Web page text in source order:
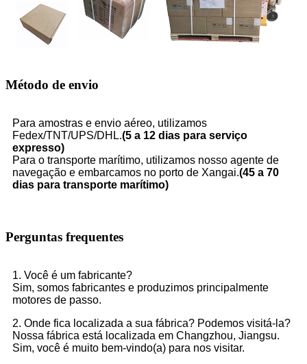
Método de envio
Para amostras e envio aéreo, utilizamos
Fedex/TNT/UPS/DHL.(5 a 12 dias para serviço
expresso)
Para o transporte marítimo, utilizamos nosso agente de
navegação e embarcamos no porto de Xangai.(45 a 70
dias para transporte marítimo)
Perguntas frequentes
1. Você é um fabricante?
Sim, somos fabricantes e produzimos principalmente
motores de passo.
2. Onde fica localizada a sua fábrica? Podemos visitá-la?
Nossa fábrica está localizada em Changzhou, Jiangsu.
Sim, você é muito bem-vindo(a) para nos visitar.